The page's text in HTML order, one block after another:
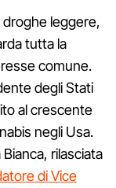
droghe leggere,
tutta la
comune.
degli Stati
al crescente
negli Usa.
rilasciata
di Vice